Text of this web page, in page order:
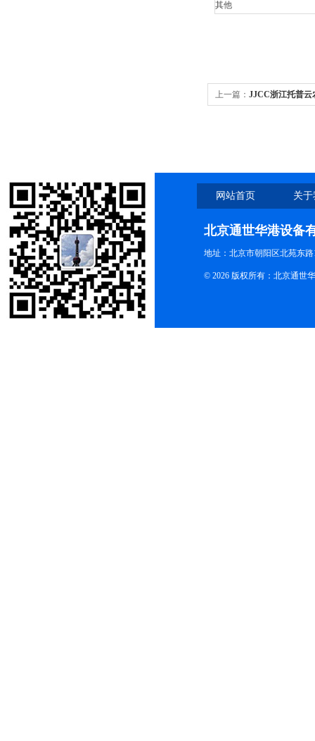
其他
上一篇： JJCC浙江托普云
网站首页 关
北京通世华港设备
地址：北京市朝阳区北苑东路
© 2026 版权所有：北京通世